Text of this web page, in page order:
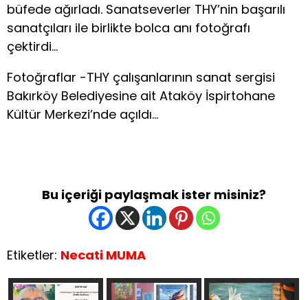
büfede ağırladı. Sanatseverler THY’nin başarılı
sanatçıları ile birlikte bolca anı fotoğrafı
çektirdi…
Fotoğraflar -THY çalışanlarının sanat sergisi
Bakırköy Belediyesine ait Ataköy İspirtohane
Kültür Merkezi’nde açıldı…
Bu içeriği paylaşmak ister misiniz?
Etiketler: Necati MUMA